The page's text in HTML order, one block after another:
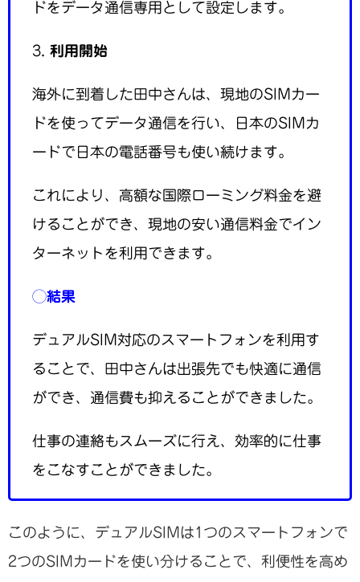
ドをデータ通信専用として設定します。
3. 利用開始
海外に到着した田中さんは、現地のSIMカー
ドを使ってデータ通信を行い、日本のSIMカ
ードで日本の電話番号も使い続けます。
これにより、高額な国際ローミング料金を避
けることができ、現地の安い通信料金でイン
ターネットを利用できます。
◯結果
デュアルSIM対応のスマートフォンを利用す
ることで、田中さんは出張先でも快適に通信
ができ、通信費も抑えることができました。
仕事の連絡もスムーズに行え、効率的に仕事
をこなすことができました。
このように、デュアルSIMは1つのスマートフォンで
2つのSIMカードを使い分けることで、利便性を高め